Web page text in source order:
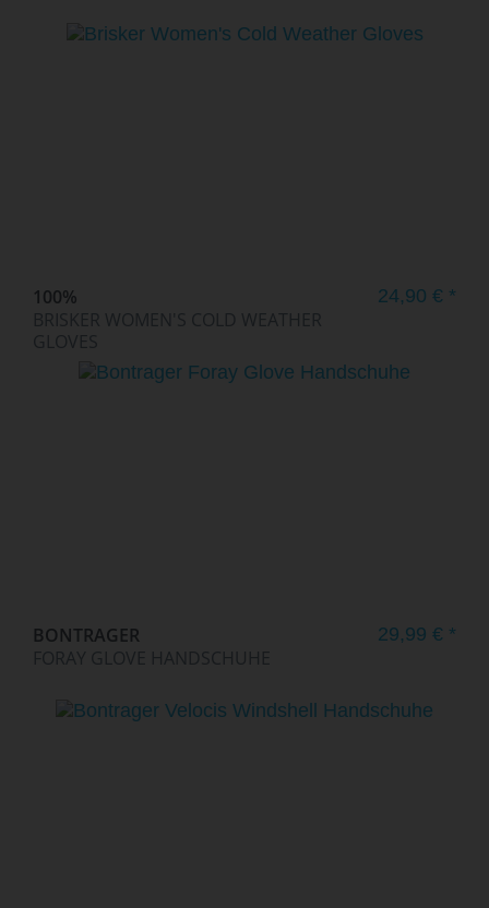
100%
BRISKER WOMEN'S COLD WEATHER
GLOVES
24,90 € *
BONTRAGER
FORAY GLOVE HANDSCHUHE
29,99 € *